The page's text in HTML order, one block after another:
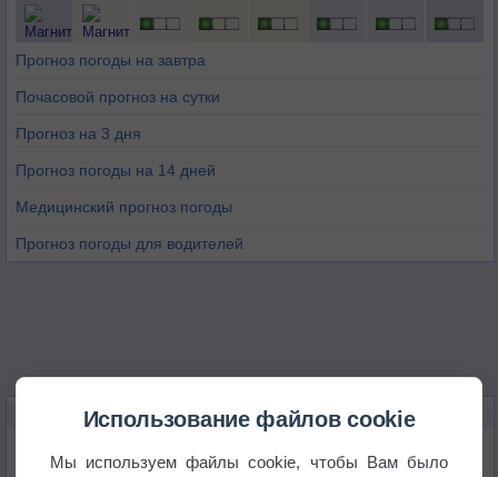
Прогноз погоды на завтра
Почасовой прогноз на сутки
Прогноз на 3 дня
Прогноз погоды на 14 дней
Медицинский прогноз погоды
Прогноз погоды для водителей
НОВОЕ О ПОГОДЕ
Использование файлов cookie
Мы используем файлы cookie, чтобы Вам было